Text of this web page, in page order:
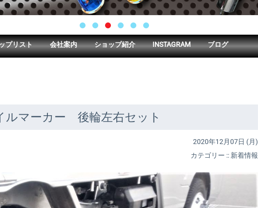
プリスト 会社案内 ショップ紹介 INSTAGRAM ブログ
マーカー 後輪左右セット
2020年12月07日 (月)
カテゴリー :: 新着情報